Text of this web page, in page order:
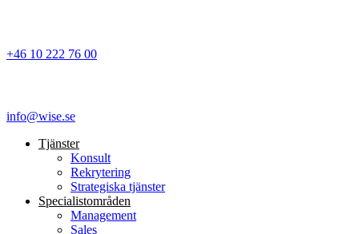
+46 10 222 76 00
info@wise.se
Tjänster
Konsult
Rekrytering
Strategiska tjänster
Specialist­områden
Management
Sales